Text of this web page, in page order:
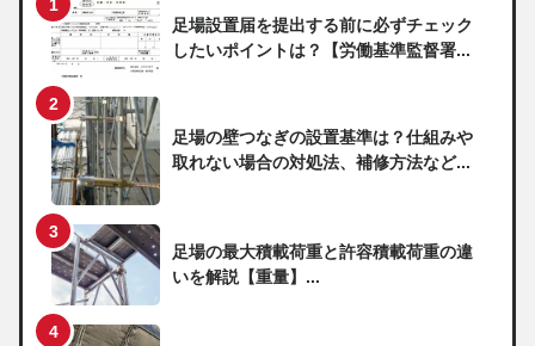
足場設置届を提出する前に必ずチェック
したいポイントは？【労働基準監督署...
足場の壁つなぎの設置基準は？仕組みや
取れない場合の対処法、補修方法など...
足場の最大積載荷重と許容積載荷重の違
いを解説【重量】...